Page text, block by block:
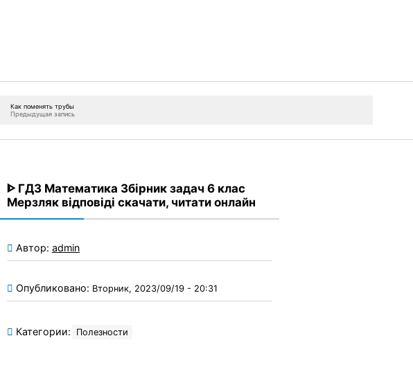
Как поменять трубы
Предыдущая запись
ᐈ ГДЗ Математика Збірник задач 6 клас
Мерзляк відповіді скачати, читати онлайн
Автор: admin
Опубликовано: Вторник, 2023/09/19 - 20:31
Категории: Полезности